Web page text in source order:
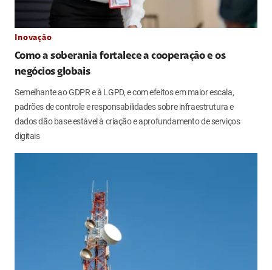
Inovação
Como a soberania fortalece a cooperação e os
negócios globais
Semelhante ao GDPR e à LGPD, e com efeitos em maior escala,
padrões de controle e responsabilidades sobre infraestrutura e
dados dão base estável à criação e aprofundamento de serviços
digitais